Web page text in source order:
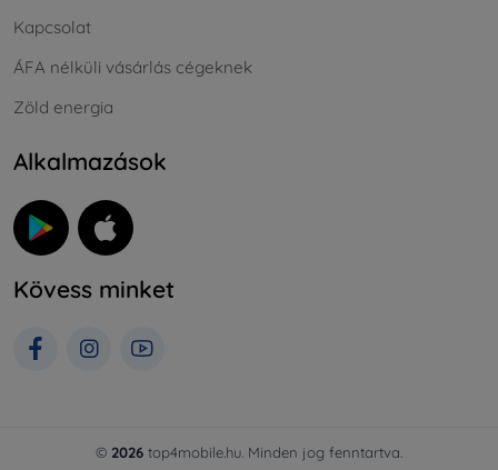
Kapcsolat
ÁFA nélküli vásárlás cégeknek
Zöld energia
Alkalmazások
Kövess minket
© 2026 top4mobile.hu. Minden jog fenntartva.